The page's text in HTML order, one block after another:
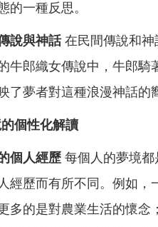
的一種反思。
說與神話在民間傳說和神
牛郎織女傳說中，牛郎騎
了夢者對這種浪漫神話的
個性化解讀
個人經歷 每個人的夢境
經歷而有所不同。例如
多的是對農業生活的懷念